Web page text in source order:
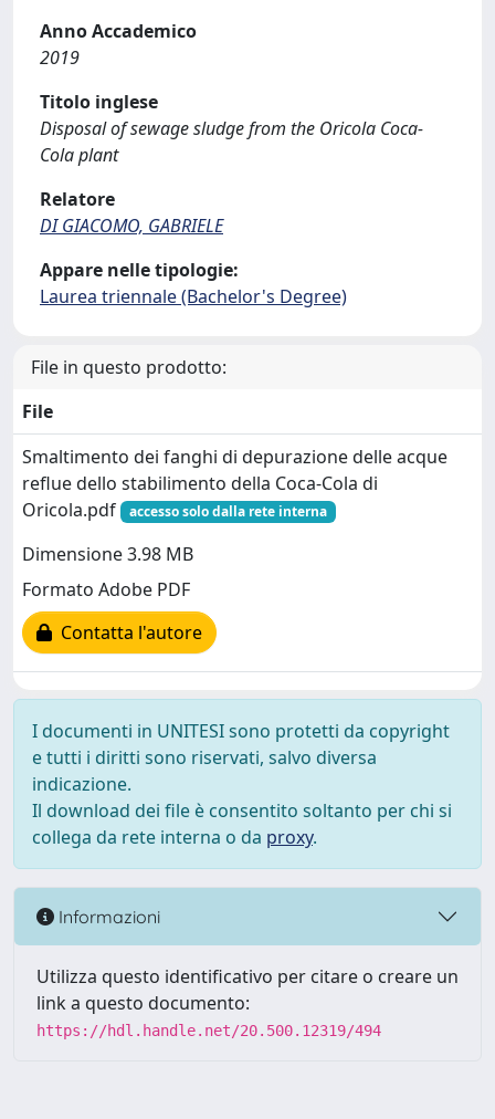
Anno Accademico
2019
Titolo inglese
Disposal of sewage sludge from the Oricola Coca-
Cola plant
Relatore
DI GIACOMO, GABRIELE
Appare nelle tipologie:
Laurea triennale (Bachelor's Degree)
File in questo prodotto:
File
Smaltimento dei fanghi di depurazione delle acque
reflue dello stabilimento della Coca-Cola di
Oricola.pdf
accesso solo dalla rete interna
Dimensione 3.98 MB
Formato Adobe PDF
Contatta l'autore
I documenti in UNITESI sono protetti da copyright
e tutti i diritti sono riservati, salvo diversa
indicazione.
Il download dei file è consentito soltanto per chi si
collega da rete interna o da proxy.
Informazioni
Utilizza questo identificativo per citare o creare un
link a questo documento:
https://hdl.handle.net/20.500.12319/494